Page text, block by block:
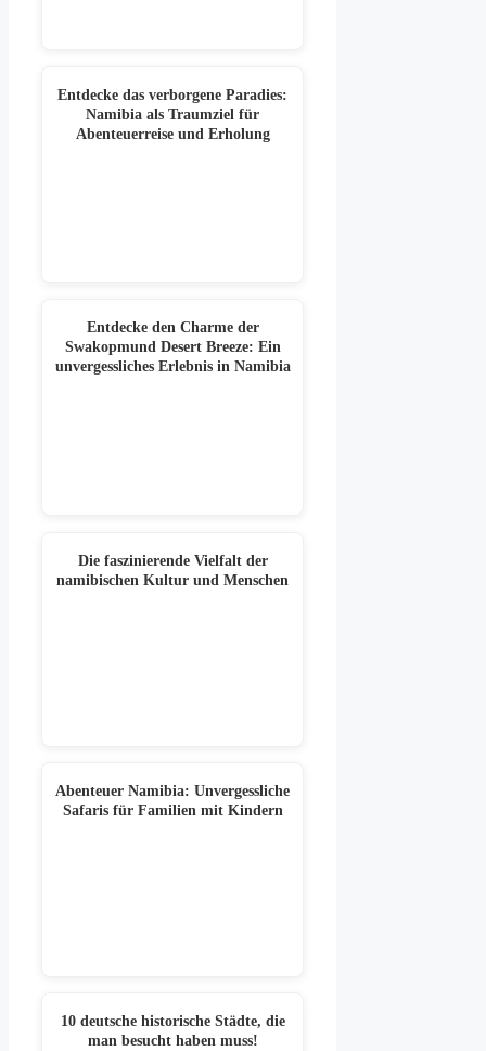
Entdecke das verborgene Paradies:
Namibia als Traumziel für
Abenteuerreise und Erholung
Entdecke den Charme der
Swakopmund Desert Breeze: Ein
unvergessliches Erlebnis in Namibia
Die faszinierende Vielfalt der
namibischen Kultur und Menschen
Abenteuer Namibia: Unvergessliche
Safaris für Familien mit Kindern
10 deutsche historische Städte, die
man besucht haben muss!